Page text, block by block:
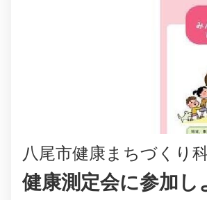
⼋尾市健康まちづくり
健康測定会に参加し